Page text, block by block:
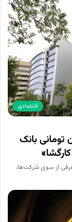
اقتصادی
‌۳۰۰ میلیون تومانی بانک
از سوی شرکت‌ها،